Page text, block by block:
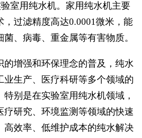
室用纯水机。家用纯水机主要
，过滤精度高达0.0001微米，能
、病毒、重金属等有害物质。
的增强和环保理念的普及，纯水
业生产、医疗科研等多个领域的
别是在实验室用纯水机领域，
疗研究、环境监测等领域的快速
高效率、低维护成本的纯水解决